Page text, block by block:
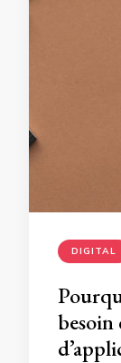
DIGITAL
besoin